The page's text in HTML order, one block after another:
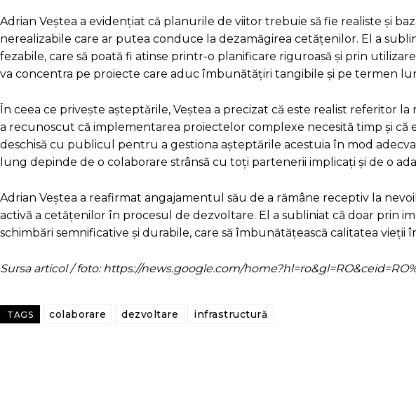
Adrian Veștea a evidențiat că planurile de viitor trebuie să fie realiste și
nerealizabile care ar putea conduce la dezamăgirea cetățenilor. El a
fezabile, care să poată fi atinse printr-o planificare riguroasă și prin
va concentra pe proiecte care aduc îmbunătățiri tangibile și pe termen
În ceea ce privește așteptările, Veștea a precizat că este realist referitor
a recunoscut că implementarea proiectelor complexe necesită timp și că
deschisă cu publicul pentru a gestiona așteptările acestuia în mod
lung depinde de o colaborare strânsă cu toți partenerii implicați și de o
Adrian Veștea a reafirmat angajamentul său de a rămâne receptiv la
activă a cetățenilor în procesul de dezvoltare. El a subliniat că doar prin
schimbări semnificative și durabile, care să îmbunătățească calitatea vieții
Sursa articol / foto: https://news.google.com/
TAGS colaborare dezvoltare infrastructură